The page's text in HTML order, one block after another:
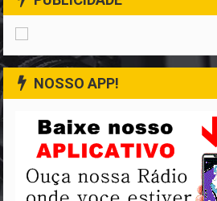
NOSSO APP!